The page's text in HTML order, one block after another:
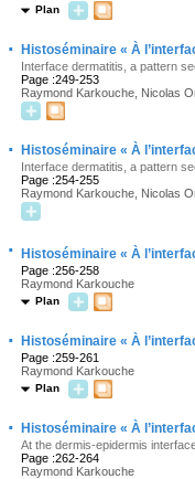
Plan
· Histoséminaire « À
Interface dermatitis, a pattern
Page :249-253
Raymond Karkouche, Nicolas
· Histoséminaire « À
Interface dermatitis, a pattern
Page :254-255
Raymond Karkouche, Nicolas
· Histoséminaire « À
Page :256-258
Raymond Karkouche
Plan
· Histoséminaire « À
Page :259-261
Raymond Karkouche
Plan
· Histoséminaire « À
At the dermis-epidermis
Page :262-264
Raymond Karkouche